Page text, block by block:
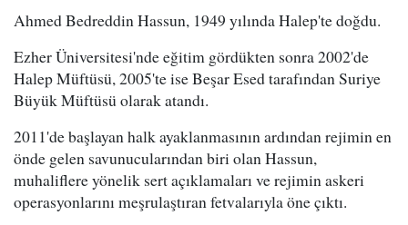
Ahmed Bedreddin Hassun, 1949 yılında Halep'te doğdu.
Ezher Üniversitesi'nde eğitim gördükten sonra 2002'de
Halep Müftüsü, 2005'te ise Beşar Esed tarafından Suriye
Büyük Müftüsü olarak atandı.
2011'de başlayan halk ayaklanmasının ardından rejimin en
önde gelen savunucularından biri olan Hassun,
muhaliflere yönelik sert açıklamaları ve rejimin askeri
operasyonlarını meşrulaştıran fetvalarıyla öne çıktı.